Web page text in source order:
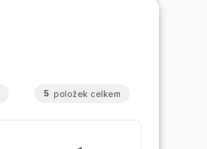
5 položek celkem